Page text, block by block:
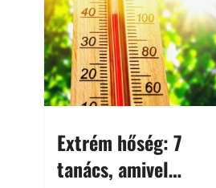
Extrém hőség: 7
tanács, amivel